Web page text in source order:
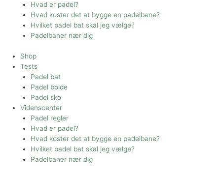
Hvad er padel?
Hvad koster det at bygge en padelbane?
Hvilket padel bat skal jeg vælge?
Padelbaner nær dig
Shop
Tests
Padel bat
Padel bolde
Padel sko
Videnscenter
Padel regler
Hvad er padel?
Hvad koster det at bygge en padelbane?
Hvilket padel bat skal jeg vælge?
Padelbaner nær dig